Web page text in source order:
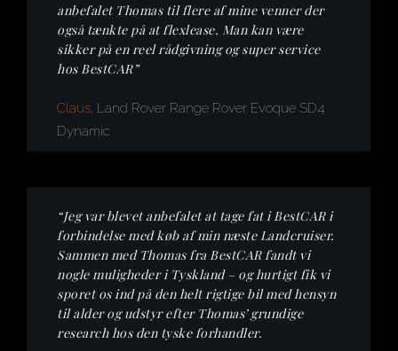
anbefalet Thomas til flere af mine venner der
også tænkte på at flexlease. Man kan være
sikker på en reel rådgivning og super service
hos BestCAR”
Claus, Land Rover Range Rover Evoque SD4
Dynamic
“Jeg var blevet anbefalet at tage fat i BestCAR i
forbindelse med køb af min næste Landcruiser.
Sammen med Thomas fra BestCAR fandt vi
nogle muligheder i Tyskland – og hurtigt fik vi
sporet os ind på den helt rigtige bil med hensyn
til alder og udstyr efter Thomas’ grundige
research hos den tyske forhandler.